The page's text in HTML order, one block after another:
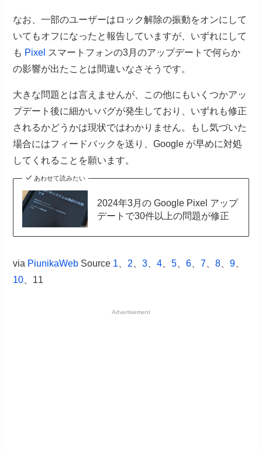
なお、一部のユーザーはロック解除の振動をオンにして
いてもオフになったと報告していますが、いずれにして
も Pixel スマートフォンの3月のアップデートで何らか
の影響が出たことは間違いなさそうです。
大きな問題とは言えませんが、この他にもいくつかアッ
プデート後に細かいバグが発生しており、いずれも修正
されるかどうかは現状ではわかりません。もし気づいた
場合にはフィードバックを送り、Google が早めに対処
してくれることを願います。
あわせて読みたい
2024年3月の Google Pixel アップ
デートで30件以上の問題が修正
via PiunikaWeb Source 1 2 、3 、4 、5 、6 、7 、8 、9
10 、11
Advertisement